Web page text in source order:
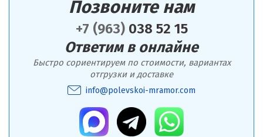
Позвоните нам
+7 (963)038 52 15
Ответим в онлайне
Быстро сориентируем по стоимости, вариантах
отгрузки и доставке
info@polevskoi-mramor.com